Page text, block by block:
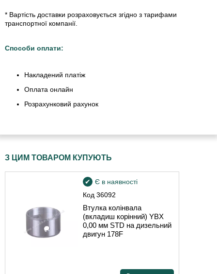
* Вартість доставки розраховується згідно з тарифами
транспортної компанії.
Способи оплати:
Накладений платіж
Оплата онлайн
Розрахунковий рахунок
З ЦИМ ТОВАРОМ КУПУЮТЬ
Код 36092
Є в наявності
Втулка колінвала
(вкладиш корінний) YBX
0,00 мм STD на дизельний
двигун 178F